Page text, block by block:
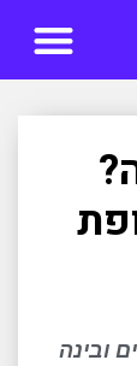
ובינה